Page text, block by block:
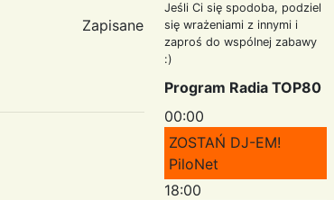
Zapisane
Jeśli Ci się spodoba, podziel
się wrażeniami z innymi i
zaproś do wspólnej zabawy
:)
Program Radia TOP80
00:00
ZOSTAŃ DJ-EM!
PiloNet
18:00